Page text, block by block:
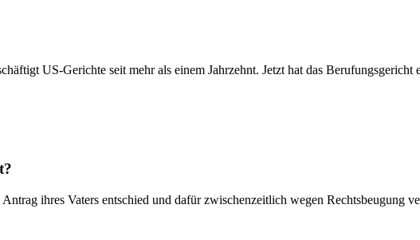
US-Gerichte seit mehr als einem Jahrzehnt. Jetzt hat das
ihres Vaters entschied und dafür zwischenzeitlich wegen